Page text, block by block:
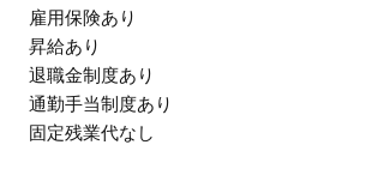
雇用保険あり
昇給あり
退職金制度あり
通勤手当制度あり
固定残業代なし